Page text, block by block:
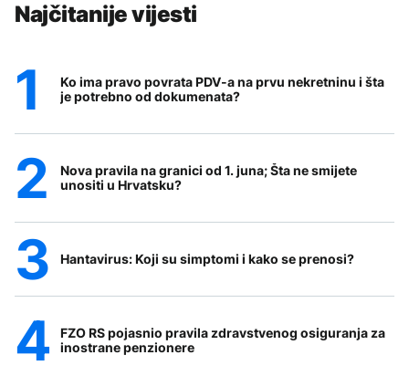
Najčitanije vijesti
Ko ima pravo povrata PDV-a na prvu nekretninu i šta
je potrebno od dokumenata?
Nova pravila na granici od 1. juna; Šta ne smijete
unositi u Hrvatsku?
Hantavirus: Koji su simptomi i kako se prenosi?
FZO RS pojasnio pravila zdravstvenog osiguranja za
inostrane penzionere